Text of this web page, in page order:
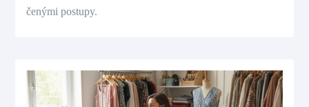
čenými postupy.